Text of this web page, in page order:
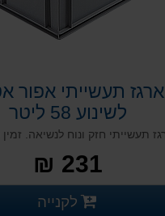
ארגז תעשייתי אפור
לשינוע 58 ליטר
231 ₪
פרטים נוספים
לקנייה